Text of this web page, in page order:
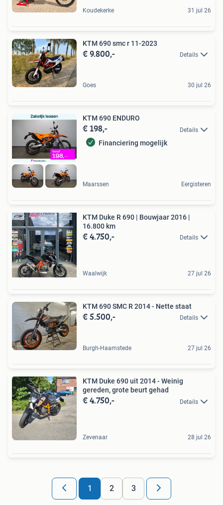
Koudekerke 31 jul 26
KTM 690 smc r 11-2023
€ 9.800,- Details
Goes 30 jul 26
KTM 690 ENDURO
€ 198,- Details
Financiering mogelijk
Maarssen Eergisteren
KTM Duke R 690 | Bouwjaar 2016 |
16.800 km
€ 4.750,- Details
Waalwijk 27 jul 26
KTM 690 SMC R 2014 - Nette staat
€ 5.500,- Details
Burgh-Haamstede 27 jul 26
KTM Duke 690 uit 2014 - Weinig
gereden, grote beurt gehad
€ 4.750,- Details
Zevenaar 28 jul 26
1 2 3